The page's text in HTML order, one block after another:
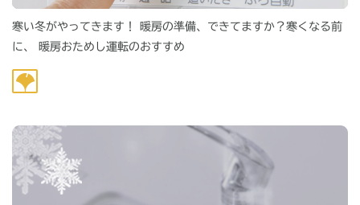
寒い冬がやってきます！ 暖房の準備、できてますか？寒くなる前
に、 暖房おためし運転のおすすめ